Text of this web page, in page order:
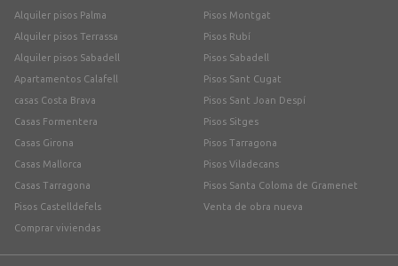
Alquiler pisos Palma
Alquiler pisos Terrassa
Alquiler pisos Sabadell
Apartamentos Calafell
casas Costa Brava
Casas Formentera
Casas Girona
Casas Mallorca
Casas Tarragona
Pisos Castelldefels
Comprar viviendas
Pisos Montgat
Pisos Rubí
Pisos Sabadell
Pisos Sant Cugat
Pisos Sant Joan Despí
Pisos Sitges
Pisos Tarragona
Pisos Viladecans
Pisos Santa Coloma de Gramenet
Venta de obra nueva